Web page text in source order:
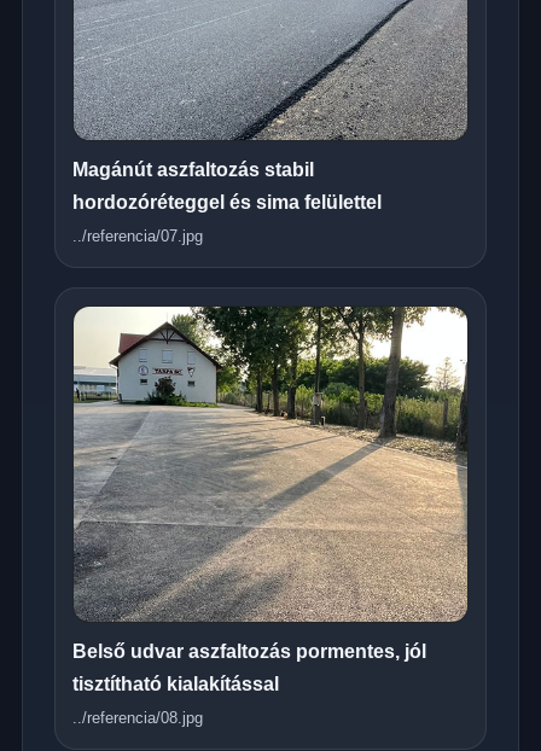
Magánút aszfaltozás stabil
hordozóréteggel és sima felülettel
../referencia/07.jpg
Belső udvar aszfaltozás pormentes, jól
tisztítható kialakítással
../referencia/08.jpg